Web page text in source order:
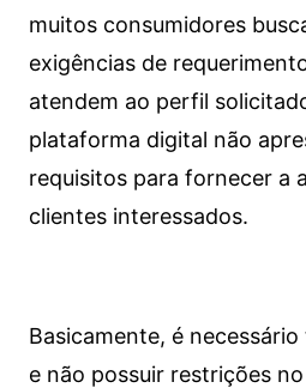
muitos consumidores
exigências de
atendem ao perfil
plataforma digital não
requisitos para fornecer a
clientes interessados.
Basicamente, é
e não possuir restrições